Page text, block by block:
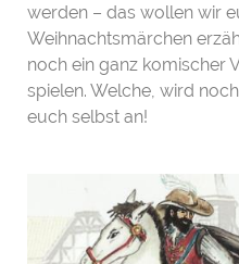
werden – das wollen wir
Weihnachtsmärchen
noch ein ganz komischer
spielen. Welche, wird
euch selbst an!